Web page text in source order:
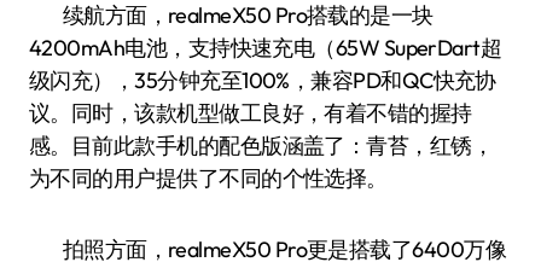
续航方面，realmeX50 Pro搭载的是一块
4200mAh电池，支持快速充电（65W SuperDart超
级闪充），35分钟充至100%，兼容PD和QC快充协
议。同时，该款机型做工良好，有着不错的握持
感。目前此款手机的配色版涵盖了：青苔，红锈，
为不同的用户提供了不同的个性选择。
拍照方面，realmeX50 Pro更是搭载了6400万像